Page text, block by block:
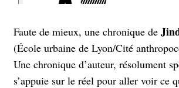
Faute de mieux, une chronique de
(École urbaine de Lyon/Cité
Une chronique d’auteur, résolument
s’appuie sur le réel pour aller voir ce